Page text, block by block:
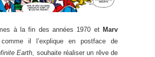
à la fin des années 1970 et Marv
comme il l’explique en postface de
Earth , souhaite réaliser un rêve de